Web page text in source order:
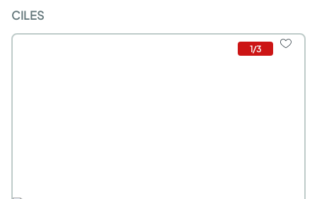
CILES
1/3
pisos
armarios closet